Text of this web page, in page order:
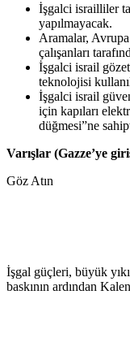
İşgalci israilliler
yapılmayacak.
Aramalar,
çalışanları
İşgalci israil
teknolojisi
İşgalci israil
için kapıları
düğmesi”ne
Varışlar (Gazze’ye
Göz Atın
İşgal güçleri, büyük
baskının ardından